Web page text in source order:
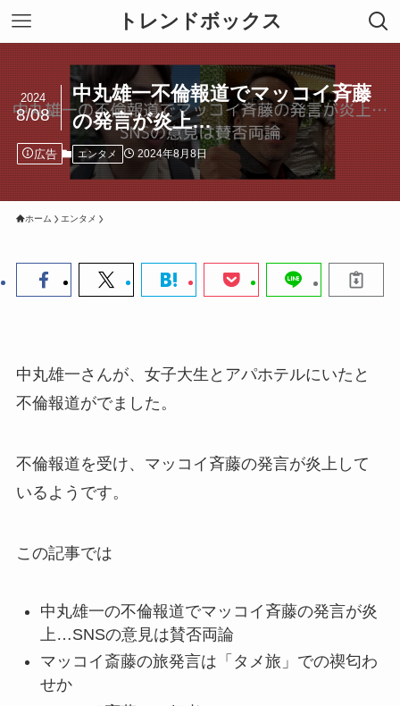
トレンドボックス
中丸雄一不倫報道でマッコイ斉藤
の発言が炎上…
2024
8/08
広告 エンタメ 2024年8月8日
ホーム エンタメ
中丸雄一さんが、女子大生とアパホテルにいたと
不倫報道がでました。
不倫報道を受け、マッコイ斉藤の発言が炎上して
いるようです。
この記事では
中丸雄一の不倫報道でマッコイ斉藤の発言が炎
上…SNSの意見は賛否両論
マッコイ斎藤の旅発言は「タメ旅」での禊匂わ
せか